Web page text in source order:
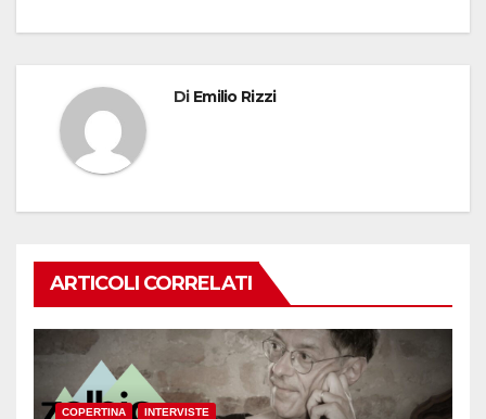
Di Emilio Rizzi
ARTICOLI CORRELATI
COPERTINA INTERVISTE